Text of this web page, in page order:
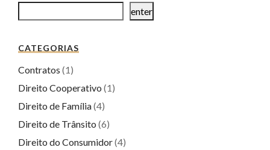
enter
CATEGORIAS
Contratos (1)
Direito Cooperativo (1)
Direito de Família(4)
Direito de Trânsito (6)
Direito do Consumidor(4)